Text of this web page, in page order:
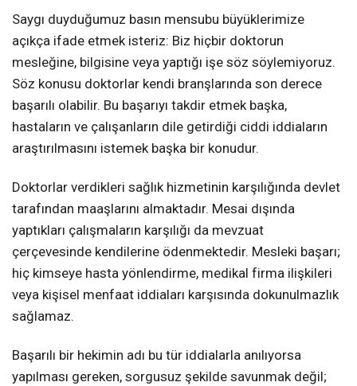
Saygı duyduğumuz basın mensubu büyüklerimize
açıkça ifade etmek isteriz: Biz hiçbir doktorun
mesleğine, bilgisine veya yaptığı işe söz söylemiyoruz.
Söz konusu doktorlar kendi branşlarında son derece
başarılı olabilir. Bu başarıyı takdir etmek başka,
hastaların ve çalışanların dile getirdiği ciddi iddiaların
araştırılmasını istemek başka bir konudur.
Doktorlar verdikleri sağlık hizmetinin karşılığında devlet
tarafından maaşlarını almaktadır. Mesai dışında
yaptıkları çalışmaların karşılığı da mevzuat
çerçevesinde kendilerine ödenmektedir. Mesleki başarı;
hiç kimseye hasta yönlendirme, medikal firma ilişkileri
veya kişisel menfaat iddiaları karşısında dokunulmazlık
sağlamaz.
Başarılı bir hekimin adı bu tür iddialarla anılıyorsa
yapılması gereken, sorgusuz şekilde savunmak değil;